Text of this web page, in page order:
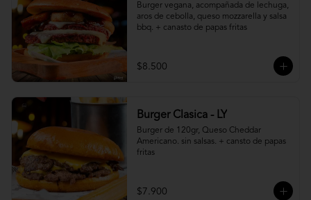
Burger vegana, acompañada de lechuga,
aros de cebolla, queso mozzarella y salsa
bbq. + canasto de papas fritas
$8.500
Burger Clasica - LY
Burger de 120gr, Queso Cheddar
Americano. sin salsas. + cansto de papas
fritas
$7.900